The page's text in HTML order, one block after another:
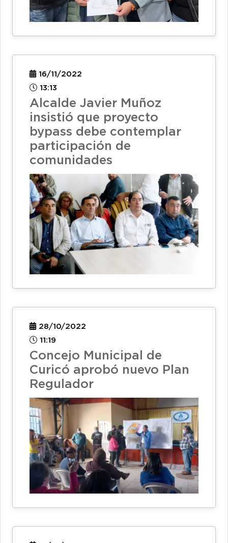
16/11/2022
13:13
Alcalde Javier Muñoz
insistió que proyecto
bypass debe contemplar
participación de
comunidades
28/10/2022
11:19
Concejo Municipal de
Curicó aprobó nuevo Plan
Regulador